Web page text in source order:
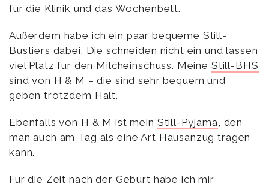
für die Klinik und das Wochenbett.
Außerdem habe ich ein paar bequeme Still-
Bustiers dabei. Die schneiden nicht ein und lassen
viel Platz für den Milcheinschuss. Meine Still-BHS
sind von H & M – die sind sehr bequem und
geben trotzdem Halt.
Ebenfalls von H & M ist mein Still-Pyjama , den
man auch am Tag als eine Art Hausanzug tragen
kann.
Für die Zeit nach der Geburt habe ich mir